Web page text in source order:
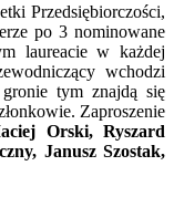
Przedsiębiorczości,
po 3 nominowane
laureacie w każdej
wchodzi
tym znajdą się
Zaproszenie
Orski, Ryszard
Janusz Szostak,